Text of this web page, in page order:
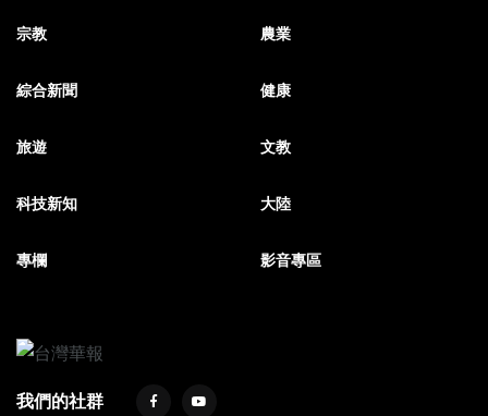
宗教 農業
綜合新聞 健康
旅遊 文教
科技新知 大陸
專欄 影音專區
我們的社群